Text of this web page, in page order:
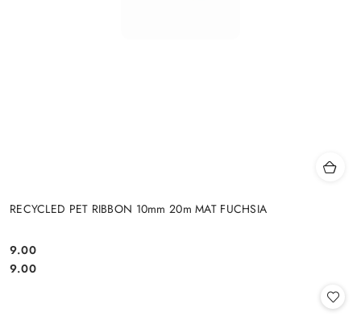
RECYCLED PET RIBBON 10mm 20m MAT FUCHSIA
Cena:
9.00
Cena:
9.00